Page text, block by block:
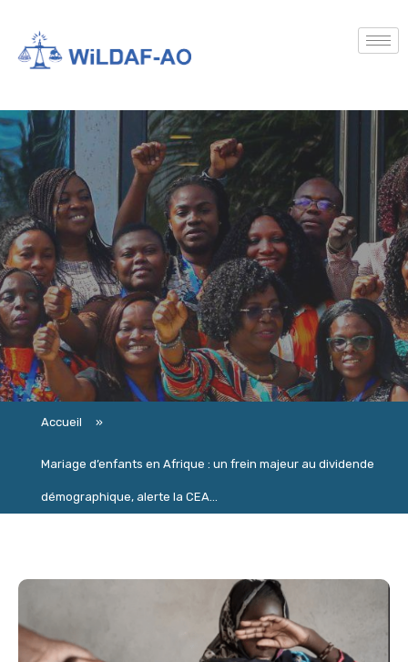
Accueil »
Mariage d’enfants en Afrique : un frein majeur au dividende
démographique, alerte la CEA...